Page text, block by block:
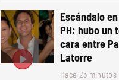
Escándalo
PH: hubo un
cara entre
Latorre
Hace 23 minutos